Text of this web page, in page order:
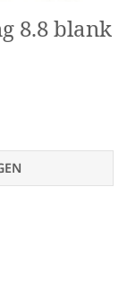
8.8 blank